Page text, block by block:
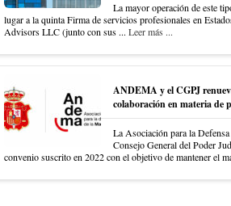
La mayor operación de este
lugar a la quinta Firma de servicios profesionales en
Advisors LLC (junto con sus ... Leer más ...
ANDEMA y el CGPJ
colaboración en materia de
La Asociación para la
Consejo General del Poder
convenio suscrito en 2022 con el objetivo de mantener el